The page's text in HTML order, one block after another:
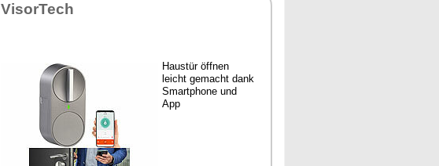
Vi­sor­Tech
Haus­tür öff­nen
leicht ge­macht dank
Smart­pho­ne und
App